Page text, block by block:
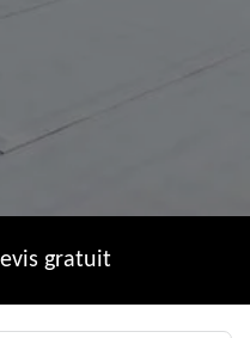
gratuit